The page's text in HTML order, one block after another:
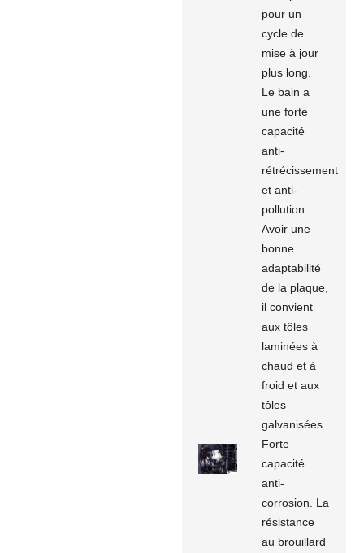
pour un
cycle de
mise à jour
plus long.
Le bain a
une forte
capacité
anti-
rétrécissement
et anti-
pollution.
Avoir une
bonne
adaptabilité
de la plaque,
il convient
aux tôles
laminées à
chaud et à
froid et aux
tôles
galvanisées.
Forte
capacité
anti-
corrosion. La
résistance
au brouillard